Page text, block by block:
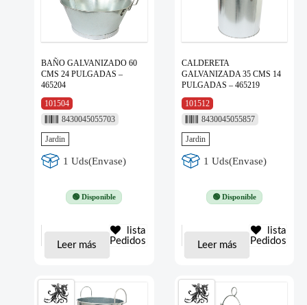
BAÑO GALVANIZADO 60
CMS 24 PULGADAS –
465204
101504
8430045055703
Jardin
1 Uds(Envase)
🟢 Disponible
Leer más
lista
Pedidos
CALDERETA
GALVANIZADA 35 CMS 14
PULGADAS – 465219
101512
8430045055857
Jardin
1 Uds(Envase)
🟢 Disponible
Leer más
lista
Pedidos